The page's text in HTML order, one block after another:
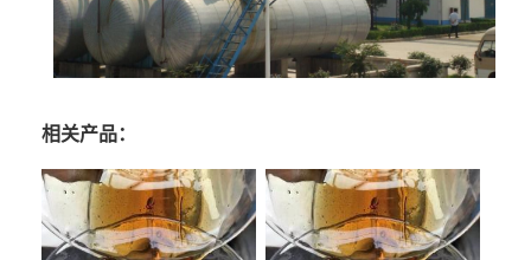
相关产品：